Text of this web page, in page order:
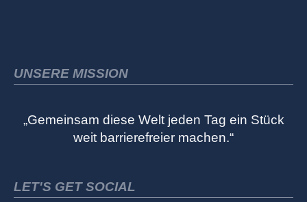
UNSERE MISSION
„Gemeinsam diese Welt jeden Tag ein Stück
weit barrierefreier machen.“
LET'S GET SOCIAL